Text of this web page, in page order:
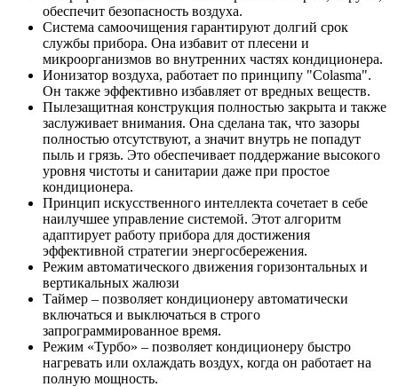
обеспечит безопасность воздуха.
Система самоочищения гарантируют долгий срок
службы прибора. Она избавит от плесени и
микроорганизмов во внутренних частях кондиционера.
Ионизатор воздуха, работает по принципу "Colasma".
Он также эффективно избавляет от вредных веществ.
Пылезащитная конструкция полностью закрыта и также
заслуживает внимания. Она сделана так, что зазоры
полностью отсутствуют, а значит внутрь не попадут
пыль и грязь. Это обеспечивает поддержание высокого
уровня чистоты и санитарии даже при простое
кондиционера.
Принцип искусственного интеллекта сочетает в себе
наилучшее управление системой. Этот алгоритм
адаптирует работу прибора для достижения
эффективной стратегии энергосбережения.
Режим автоматического движения горизонтальных и
вертикальных жалюзи
Таймер – позволяет кондиционеру автоматически
включаться и выключаться в строго
запрограммированное время.
Режим «Турбо» – позволяет кондиционеру быстро
нагревать или охлаждать воздух, когда он работает на
полную мощность.